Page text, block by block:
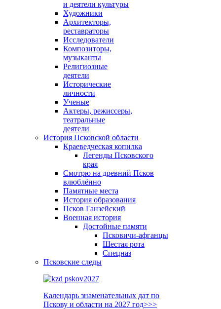
и деятели культуры
Художники
Архитекторы,
реставраторы
Исследователи
Композиторы,
музыканты
Религиозные
деятели
Исторические
личности
Ученые
Актеры, режиссеры,
театральные
деятели
История Псковской области
Краеведческая копилка
Легенды Псковского
края
Смотрю на древний Псков
влюблённо
Памятные места
История образования
Псков Ганзейский
Военная история
Достойные памяти
Псковичи-афганцы
Шестая рота
Спецназ
Псковские следы
Календарь знаменательных дат по
Пскову и области на 2027 год>>>